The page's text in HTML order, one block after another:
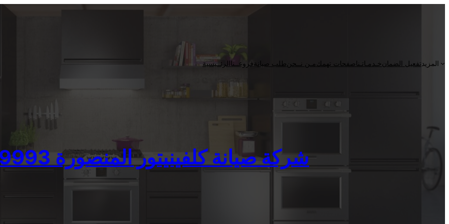
الرئــيسيةفروعــناطلب صيانةمـن نــحنصفحات تهمك خـدمـاتـناتفعيل الضمان المزيد
شركة صيانة كلفينيتور المنصورة 01207619993